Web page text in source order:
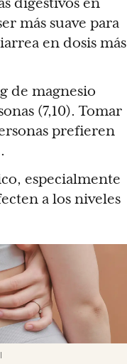
más suave para
en dosis más
de magnesio
(7,10). Tomar
prefieren
especialmente
a los niveles